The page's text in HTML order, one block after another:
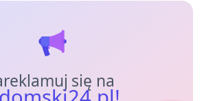
się na